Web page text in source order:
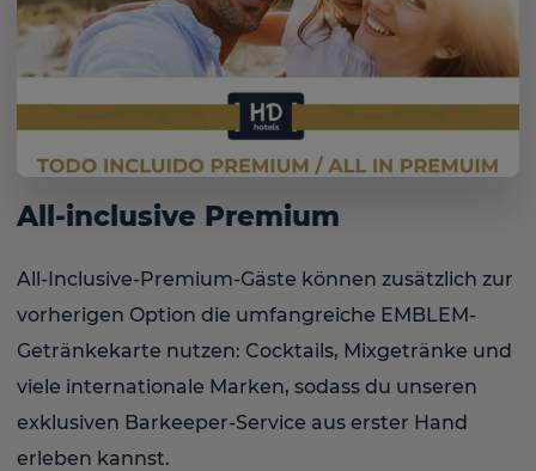
All-inclusive Premium
All-Inclusive-Premium-Gäste können zusätzlich zur
vorherigen Option die umfangreiche EMBLEM-
Getränkekarte nutzen: Cocktails, Mixgetränke und
viele internationale Marken, sodass du unseren
exklusiven Barkeeper-Service aus erster Hand
erleben kannst.